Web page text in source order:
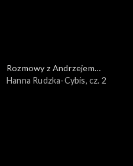
Rozmowy z Andrzejem
Doboszem
Hanna Rudzka-Cybis, cz. 2